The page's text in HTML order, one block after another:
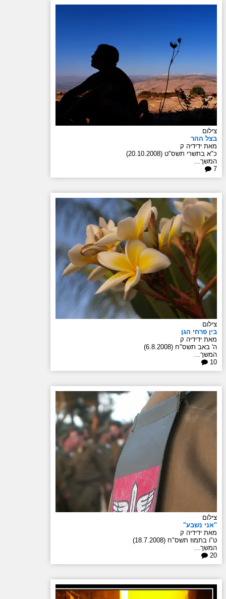
צילום
בצל ההר
מאת ידידיה ק
כ"א בתשרי תשס"ט (20.10.2008)
המשך...
7
צילום
בין פרחי הגן
מאת ידידיה ק
ה' באב תשס"ח (6.8.2008)
המשך...
10
צילום
"אני נשבע"
מאת ידידיה ק
ט"ו בתמוז תשס"ח (18.7.2008)
המשך...
20